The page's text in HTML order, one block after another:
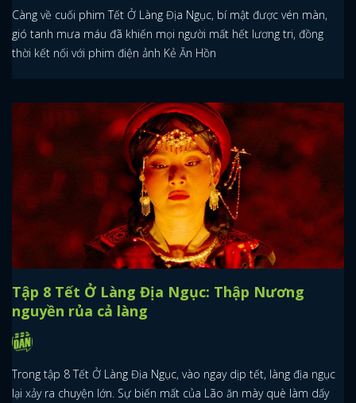
Càng về cuối phim Tết Ở Làng Địa Ngục, bí mật được vén màn,
gió tanh mưa máu đã khiến mọi người mất hết lương tri, đồng
thời kết nối với phim điện ảnh Kẻ Ăn Hồn
Tập 8 Tết Ở Làng Địa Ngục: Thập Nương
nguyền rủa cả làng
Trong tập 8 Tết Ở Làng Địa Ngục, vào ngay dịp tết, làng địa ngục
lại xảy ra chuyện lớn. Sự biến mất của Lão ăn mày què làm dấy